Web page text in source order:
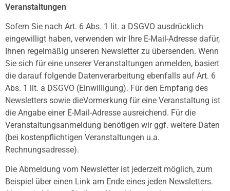
Veranstaltungen
Sofern Sie nach Art. 6 Abs. 1 lit. a DSGVO ausdrücklich
eingewilligt haben, verwenden wir Ihre E-Mail-Adresse dafür,
Ihnen regelmäßig unseren Newsletter zu übersenden. Wenn
Sie sich für eine unserer Veranstaltungen anmelden, basiert
die darauf folgende Datenverarbeitung ebenfalls auf Art. 6
Abs. 1 lit. a DSGVO (Einwilligung). Für den Empfang des
Newsletters sowie dieVormerkung für eine Veranstaltung ist
die Angabe einer E-Mail-Adresse ausreichend. Für die
Veranstaltungsanmeldung benötigen wir ggf. weitere Daten
(bei kostenpflichtigen Veranstaltungen u.a.
Rechnungsadresse).
Die Abmeldung vom Newsletter ist jederzeit möglich, zum
Beispiel über einen Link am Ende eines jeden Newsletters.